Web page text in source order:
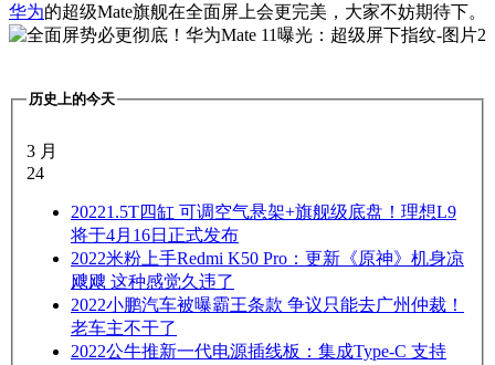
华为的超级Mate旗舰在全面屏上会更完美，大家不妨期待下。
历史上的今天
3 月
24
20221.5T四缸 可调空气悬架+旗舰级底盘！理想L9
将于4月16日正式发布
2022米粉上手Redmi K50 Pro：更新《原神》机身凉
飕飕 这种感觉久违了
2022小鹏汽车被曝霸王条款 争议只能去广州仲裁！
老车主不干了
2022公牛推新一代电源插线板：集成Type-C 支持